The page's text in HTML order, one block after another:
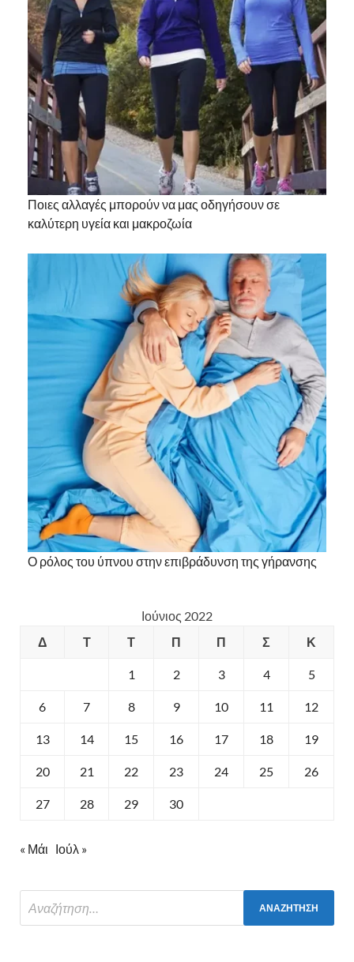
Ποιες αλλαγές μπορούν να μας οδηγήσουν σε
καλύτερη υγεία και μακροζωία
Ο ρόλος του ύπνου στην επιβράδυνση της γήρανσης
Ιούνιος 2022
Δ
Τ Τ Π Π Σ Κ
1 2 3 4 5
6 7 8 9 10 11 12
13 14 15 16 17 18 19
20 21 22 23 24 25 26
27 28 29 30
« Μάι Ιούλ »